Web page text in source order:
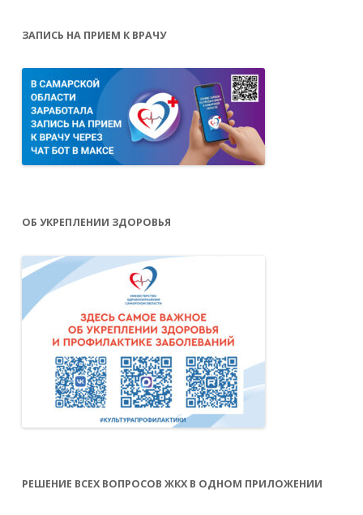
ЗАПИСЬ НА ПРИЕМ К ВРАЧУ
ОБ УКРЕПЛЕНИИ ЗДОРОВЬЯ
РЕШЕНИЕ ВСЕХ ВОПРОСОВ ЖКХ В ОДНОМ ПРИЛОЖЕНИИ